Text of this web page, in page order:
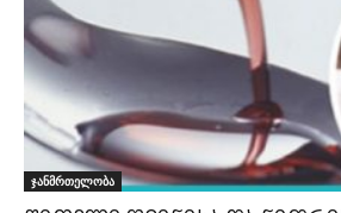
ჯანმრთელობა